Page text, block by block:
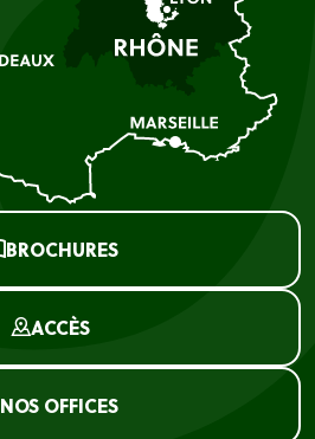
BROCHURES
ACCÈS
NOS OFFICES